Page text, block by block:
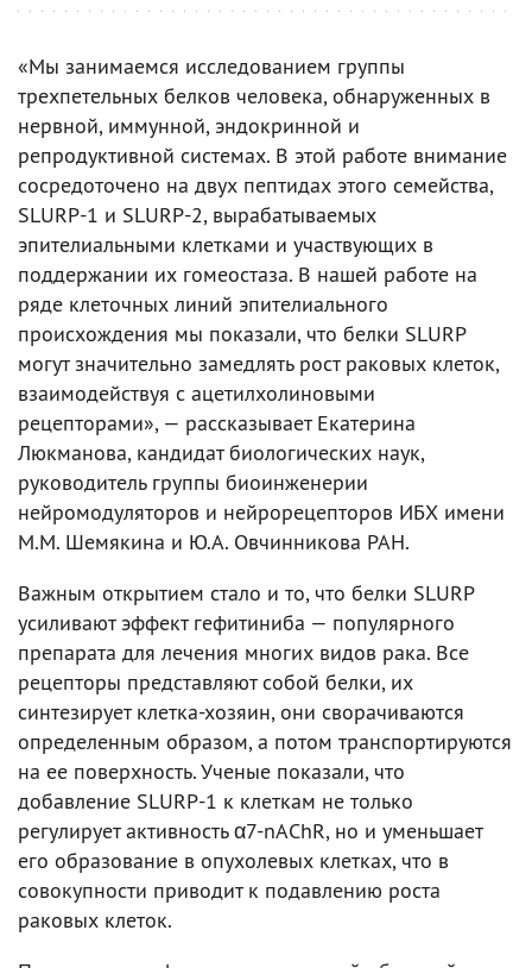
«Мы занимаемся исследованием группы
трехпетельных белков человека, обнаруженных в
нервной, иммунной, эндокринной и
репродуктивной системах. В этой работе внимание
сосредоточено на двух пептидах этого семейства,
SLURP-1 и SLURP-2, вырабатываемых
эпителиальными клетками и участвующих в
поддержании их гомеостаза. В нашей работе на
ряде клеточных линий эпителиального
происхождения мы показали, что белки SLURP
могут значительно замедлять рост раковых клеток,
взаимодействуя с ацетилхолиновыми
рецепторами», — рассказывает Екатерина
Люкманова, кандидат биологических наук,
руководитель группы биоинженерии
нейромодуляторов и нейрорецепторов ИБХ имени
М.М. Шемякина и Ю.А. Овчинникова РАН.
Важным открытием стало и то, что белки SLURP
усиливают эффект гефитиниба — популярного
препарата для лечения многих видов рака. Все
рецепторы представляют собой белки, их
синтезирует клетка-хозяин, они сворачиваются
определенным образом, а потом транспортируются
на ее поверхность. Ученые показали, что
добавление SLURP-1 к клеткам не только
регулирует активность α7-nAChR, но и уменьшает
его образование в опухолевых клетках, что в
совокупности приводит к подавлению роста
раковых клеток.